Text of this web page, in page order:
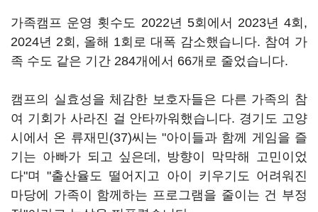
가족캠프 운영 횟수도 2022년 5회에서 2023년 4회,
2024년 2회, 올해 1회로 대폭 감소했습니다. 참여 가
족 수도 같은 기간 284개에서 66개로 줄었습니다.
캠프의 실효성을 체감한 보호자들은 다른 가족의 참
여 기회가 사라진 걸 안타까워했습니다. 경기도 고양
시에서 온 류재민(37)씨는 "아이들과 함께 게임을 즐
기는 아빠가 되고 싶은데, 방향이 막막해 고민이었
다"며 "출산율도 떨어지고 아이 키우기도 어려워진
마당에 가족이 함께하는 프로그램을 줄이는 건 부정